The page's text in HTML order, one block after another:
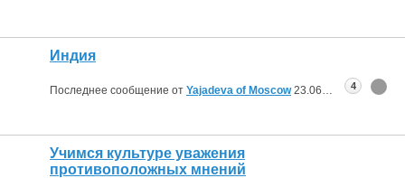
Индия
Последнее сообщение от Yajadeva of Moscow23.06.2026 17:02
4
Учимся культуре уважения
противоположных мнений